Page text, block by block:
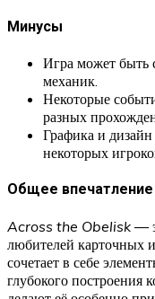
Минусы
Игра может быть
механик.
Некоторые
разных
Графика и
некоторых
Общее впечатление
Across the Obelisk —
любителей карточных
сочетает в себе
глубокого построения